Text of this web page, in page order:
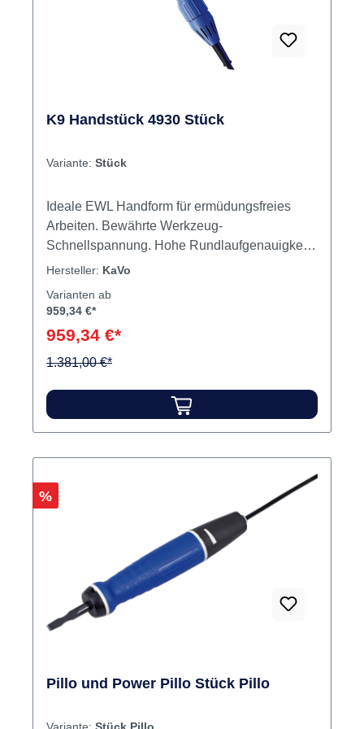
K9 Handstück 4930 Stück
Variante: Stück
Ideale EWL Handform für ermüdungsfreies
Arbeiten. Bewährte Werkzeug-
Schnellspannung. Hohe Rundlaufgenauigkeit.
Inhalt Handstück
Hersteller: KaVo
Varianten ab
959,34 €*
959,34 €*
1.381,00 €*
Rabatt
%
Pillo und Power Pillo Stück Pillo